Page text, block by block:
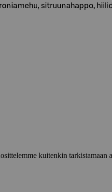
sitruunahappo,
kuitenkin tarkistamaan